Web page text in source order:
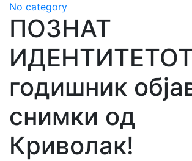
No category
ПОЗНАТ
годишник
снимки од
Криволак!